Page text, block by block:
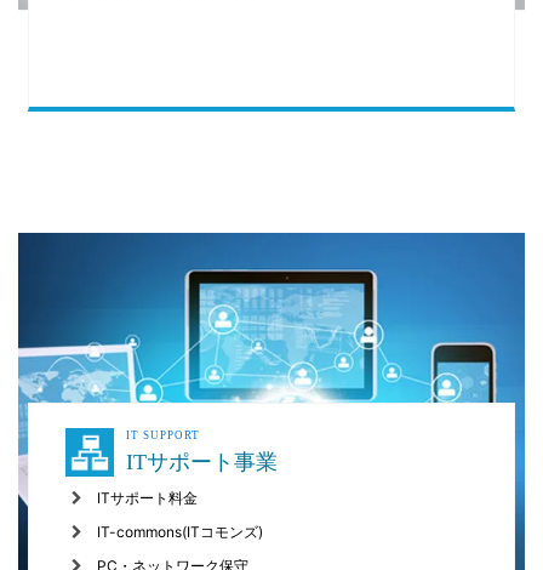
IT SUPPORT
ITサポート事業
ITサポート料金
IT-commons(ITコモンズ)
PC・ネットワーク保守